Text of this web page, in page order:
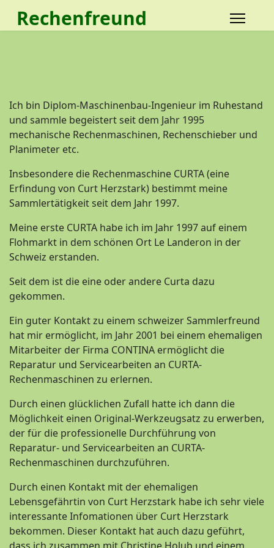
Rechenfreund
Ich bin Diplom-Maschinenbau-Ingenieur im Ruhestand
und sammle begeistert seit dem Jahr 1995
mechanische Rechenmaschinen, Rechenschieber und
Planimeter etc.
Insbesondere die Rechenmaschine CURTA (eine
Erfindung von Curt Herzstark) bestimmt meine
Sammlertätigkeit seit dem Jahr 1997.
Meine erste CURTA habe ich im Jahr 1997 auf einem
Flohmarkt in dem schönen Ort Le Landeron in der
Schweiz erstanden.
Seit dem ist die eine oder andere Curta dazu
gekommen.
Ein guter Kontakt zu einem schweizer Sammlerfreund
hat mir ermöglicht, im Jahr 2001 bei einem ehemaligen
Mitarbeiter der Firma CONTINA ermöglicht die
Reparatur und Servicearbeiten an CURTA-
Rechenmaschinen zu erlernen.
Durch einen glücklichen Zufall hatte ich dann die
Möglichkeit einen Original-Werkzeugsatz zu erwerben,
der für die professionelle Durchführung von
Reparatur- und Servicearbeiten an CURTA-
Rechenmaschinen durchzuführen.
Durch einen Kontakt mit der ehemaligen
Lebensgefährtin von Curt Herzstark habe ich sehr viele
interessante Infomationen über Curt Herzstark
bekommen. Dieser Kontakt hat auch dazu geführt,